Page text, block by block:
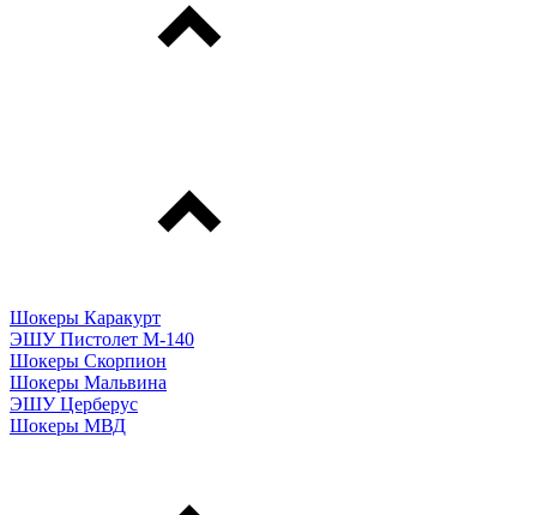
Шокеры Каракурт
ЭШУ Пистолет М-140
Шокеры Скорпион
Шокеры Мальвина
ЭШУ Церберус
Шокеры МВД